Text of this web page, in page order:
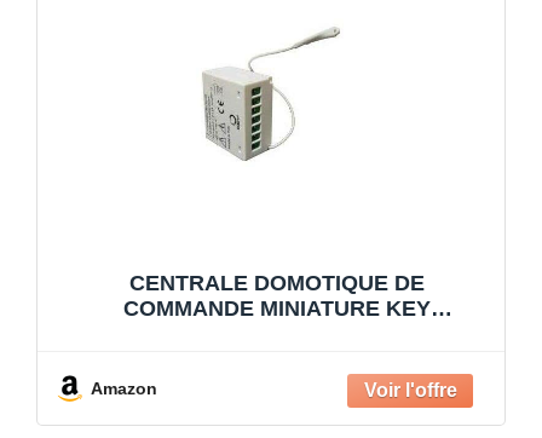
CENTRALE DOMOTIQUE DE
COMMANDE MINIATURE KEY
Amazon